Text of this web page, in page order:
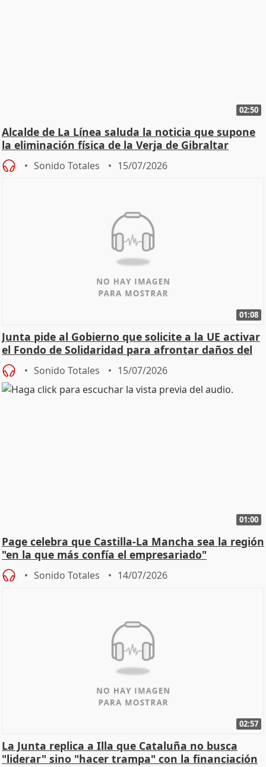
02:50
Alcalde de La Línea saluda la noticia que supone
la eliminación física de la Verja de Gibraltar
Sonido Totales 15/07/2026
01:08
Junta pide al Gobierno que solicite a la UE activar
el Fondo de Solidaridad para afrontar daños del
Sonido Totales 15/07/2026
01:00
Page celebra que Castilla-La Mancha sea la región
"en la que más confía el empresariado"
Sonido Totales 14/07/2026
02:57
La Junta replica a Illa que Cataluña no busca
"liderar" sino "hacer trampa" con la financiación